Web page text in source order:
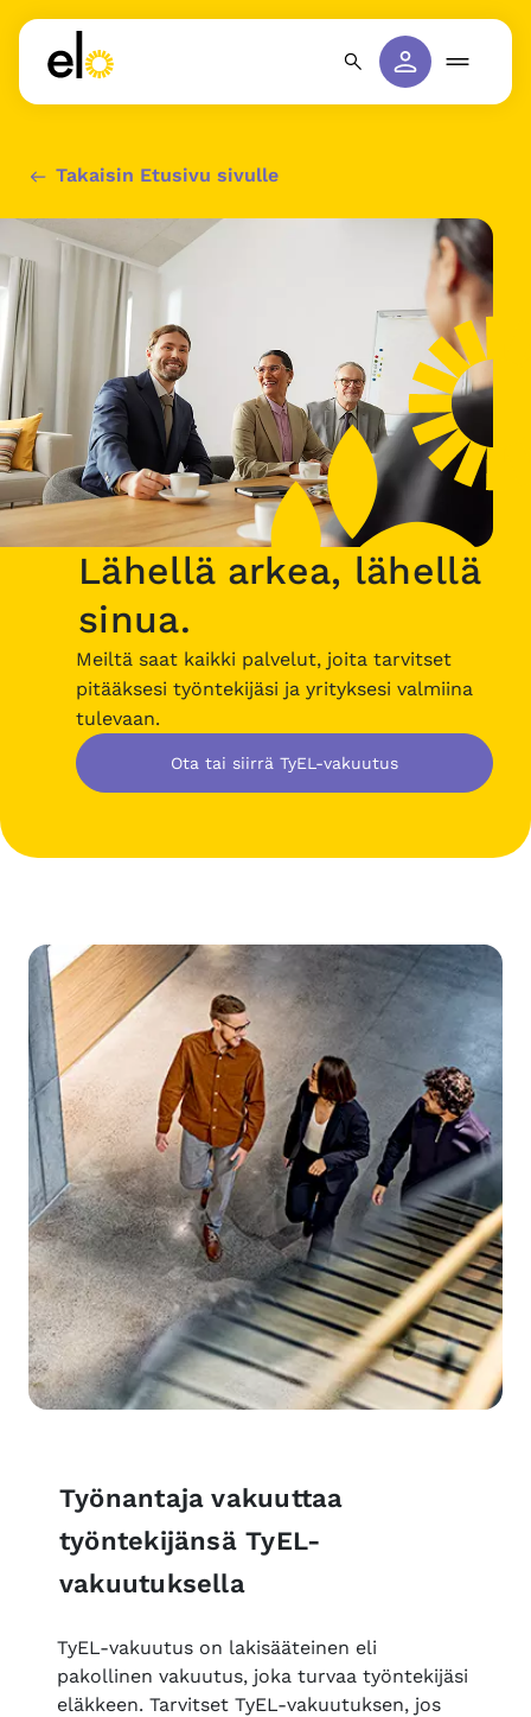
Takaisin Etusivu sivulle
Lähellä arkea, lähellä
sinua.
Meiltä saat kaikki palvelut, joita tarvitset
pitääksesi työntekijäsi ja yrityksesi valmiina
tulevaan.
Ota tai siirrä TyEL-vakuutus
Työnantaja vakuuttaa
työntekijänsä TyEL-
vakuutuksella
TyEL-vakuutus on lakisääteinen eli
pakollinen vakuutus, joka turvaa työntekijäsi
eläkkeen. Tarvitset TyEL-vakuutuksen, jos